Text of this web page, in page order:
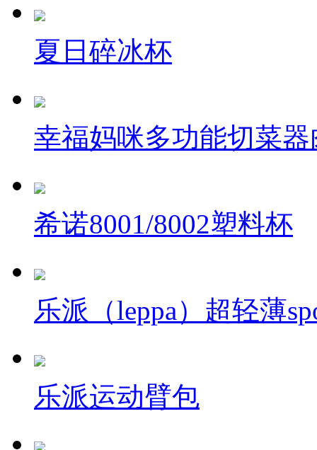
夏日碎冰杯
幸福妈咪多功能切菜
希诺8001/8002塑料杯
乐派（leppa）超轻薄
乐派运动臂包